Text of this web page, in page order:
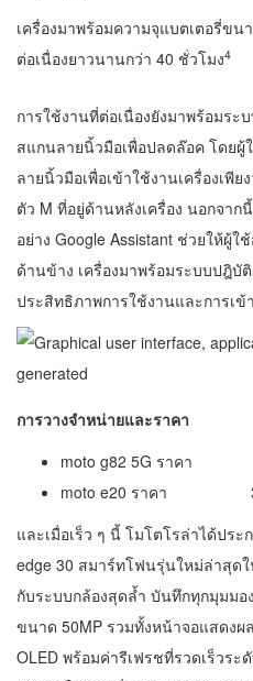
เครื่องมาพร้อมความจุแบตเตอรี่ข
ต่อเนื่องยาวนานกว่า 40 ชั่วโมง4
การใช้งานที่ต่อเนื่องยังมาพร้อมร
สแกนลายนิ้วมือเพื่อปลดล๊อค โดยผู้
ลายนิ้วมือเพื่อเข้าใช้งานเครื่องเพีย
ตัว M ที่อยู่ด้านหลังเครื่อง นอกจาก
อย่าง Google Assistant ช่วยให้ผู้ใ
ด้านข้าง เครื่องมาพร้อมระบบปฎิบั
ประสิทธิภาพการใช้งานและการเข้
การวางจำหน่ายและราคา
moto g82 5G รา
moto e20 ราคา
และเมื่อเร็ว ๆ นี้ โมโตโรล่าได้ปร
edge 30 สมาร์ทโฟนรุ่นใหม่ล่าสุด
กับระบบกล้องสุดล้ำ บันทึกทุกมุมมอ
ขนาด 50MP รวมทั้งหน้าจอแสดง
OLED พร้อมค่ารีเฟรชที่รวดเร็วระ